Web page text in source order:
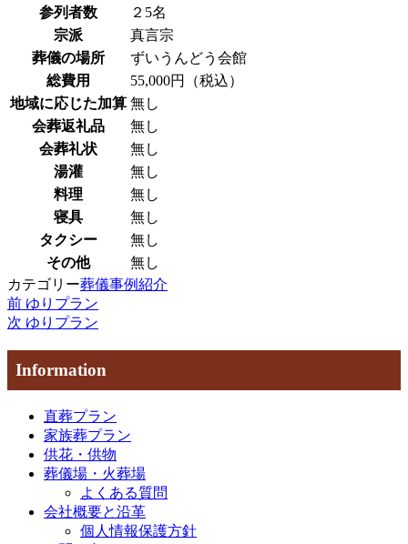
参列者数
２5名
宗派
真言宗
葬儀の場所
ずいうんどう会館
総費用
55,000円（税込）
地域に応じた加算 無し
会葬返礼品
無し
会葬礼状
無し
湯灌
無し
料理
無し
寝具
無し
タクシー
無し
その他
無し
カテゴリー葬儀事例紹介
投
稿
ナ
ビ
過
去
稿
前 ゆりプラン
次
稿
次 ゆりプラン
Information
直葬プラン
家族葬プラン
供花・供物
葬儀場・火葬場
よくある質問
会社概要と沿革
個人情報保護方針